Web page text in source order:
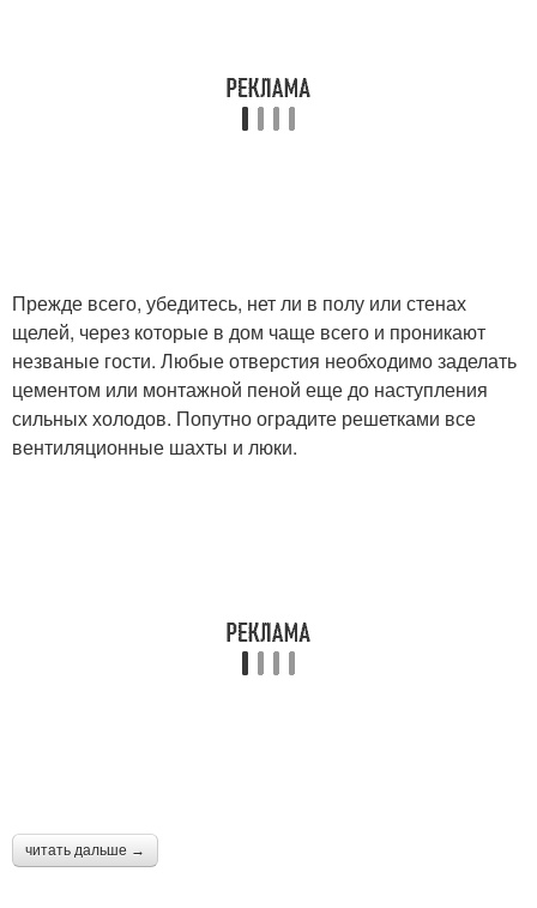
Прежде всего, убедитесь, нет ли в полу или стенах
щелей, через которые в дом чаще всего и проникают
незваные гости. Любые отверстия необходимо заделать
цементом или монтажной пеной еще до наступления
сильных холодов. Попутно оградите решетками все
вентиляционные шахты и люки.
читать дальше →